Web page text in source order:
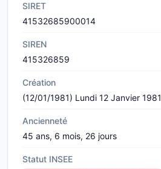
SIRET
41532685900014
SIREN
415326859
Création
(12/01/1981) Lundi 12 Janvier 1981
Ancienneté
45 ans, 6 mois, 26 jours
Statut INSEE